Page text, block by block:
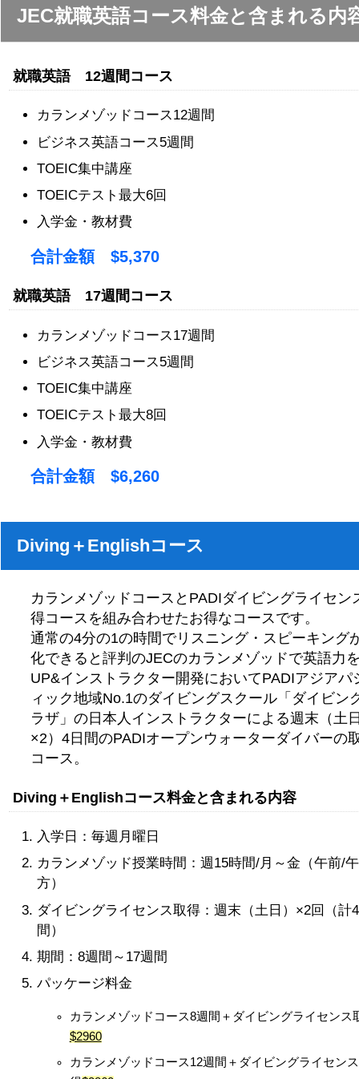
JEC就職英語コース料金と含まれる内
就職英語 12週間コース
カランメゾッドコース12週間
ビジネス英語コース5週間
TOEIC集中講座
TOEICテスト最大6回
入学金・教材費
合計金額 $5,370
就職英語 17週間コース
カランメゾッドコース17週間
ビジネス英語コース5週間
TOEIC集中講座
TOEICテスト最大8回
入学金・教材費
合計金額 $6,260
Diving＋Englishコース
カランメゾッドコースとPADIダイビングライセン
得コースを組み合わせたお得なコースです。
通常の4分の1の時間でリスニング・スピーキング
化できると評判のJECのカランメゾッドで英語力
UP&インストラクター開発においてPADIアジアパ
ィック地域No.1のダイビングスクール「ダイビン
ラザ」の日本人インストラクターによる週末（土
×2）4日間のPADIオープンウォーターダイバーの
コース。
Diving＋Englishコース料金と含まれる内容
入学日：毎週月曜日
カランメゾッド授業時間：週15時間/月～金（午前/
方）
ダイビングライセンス取得：週末（土日）×2回（計
間）
期間：8週間～17週間
パッケージ料金
カランメゾッドコース8週間＋ダイビングライセンス
$2960
カランメゾッドコース12週間＋ダイビングライセン